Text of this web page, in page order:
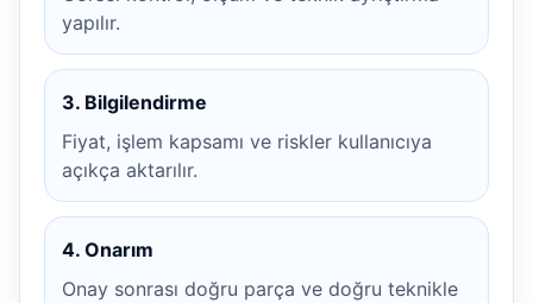
yapılır.
3. Bilgilendirme
Fiyat, işlem kapsamı ve riskler kullanıcıya
açıkça aktarılır.
4. Onarım
Onay sonrası doğru parça ve doğru teknikle